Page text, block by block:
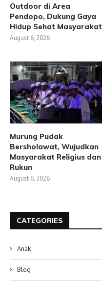
Outdoor di Area
Pendopo, Dukung Gaya
Hidup Sehat Masyarakat
August 6, 2026
Murung Pudak
Bersholawat, Wujudkan
Masyarakat Religius dan
Rukun
August 6, 2026
CATEGORIES
Anak
Blog